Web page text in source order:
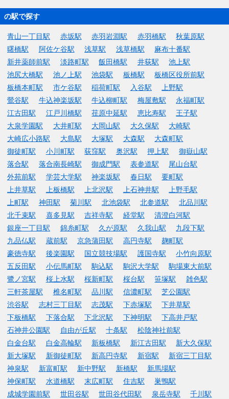
の駅で探す
青山一丁目駅 赤坂駅 赤羽岩淵駅 赤羽橋駅
秋葉原駅
曙橋駅
阿佐ケ谷駅 浅草駅 浅草橋駅
麻布十番駅
新井薬師前駅
淡路町駅 飯田橋駅 井荻駅
池上駅
池尻大橋駅
池ノ上駅 池袋駅 板橋駅
板橋区役所前駅
板橋本町駅
市ケ谷駅 稲荷町駅 入谷駅
上野駅
鶯谷駅
牛込神楽坂駅 牛込柳町駅 梅屋敷駅
永福町駅
江古田駅
江戸川橋駅 荏原中延駅 恵比寿駅
王子駅
大泉学園駅
大井町駅 大岡山駅 大久保駅
大崎駅
大崎広小路駅
大島駅 大塚駅 大森駅
大森町駅
御徒町駅
小川町駅 荻窪駅 奥沢駅 押上駅
御嶽山駅
落合駅
落合南長崎駅 御成門駅 表参道駅
尾山台駅
外苑前駅
学芸大学駅 神楽坂駅 春日駅
要町駅
上井草駅
上板橋駅 上北沢駅 上石神井駅
上野毛駅
上町駅
神田駅 菊川駅 北池袋駅 北参道駅
北品川駅
北千束駅
喜多見駅 吉祥寺駅 経堂駅
清澄白河駅
銀座一丁目駅
錦糸町駅 久が原駅 久我山駅
九段下駅
九品仏駅
蔵前駅 京急蒲田駅 高円寺駅
麹町駅
豪徳寺駅
後楽園駅 国立競技場駅 護国寺駅
小竹向原駅
五反田駅
小伝馬町駅 駒込駅 駒沢大学駅
駒場東大前駅
鷺ノ宮駅
桜上水駅 桜新町駅 桜台駅 笹塚駅
雑色駅
三軒茶屋駅
椎名町駅 品川駅 信濃町駅
芝公園駅
渋谷駅
志村三丁目駅 志茂駅 下赤塚駅
下井草駅
下板橋駅
下落合駅 下北沢駅 下神明駅
下高井戸駅
石神井公園駅
自由が丘駅 十条駅
松陰神社前駅
白金台駅
白金高輪駅 新板橋駅 新江古田駅
新大久保駅
新大塚駅
新御徒町駅 新高円寺駅 新宿駅
新宿三丁目駅
神泉駅
新富町駅 新中野駅 新橋駅
新馬場駅
神保町駅
水道橋駅 末広町駅 住吉駅
巣鴨駅
成城学園前駅
世田谷駅 世田谷代田駅 泉岳寺駅
千川駅